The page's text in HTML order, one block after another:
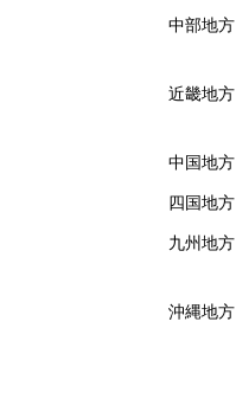
中部地方
近畿地方
中国地方
四国地方
九州地方
沖縄地方